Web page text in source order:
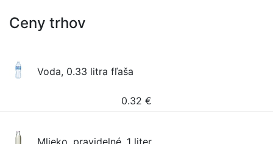
Ceny trhov
Voda, 0.33 litra fľaša
0.32 €
Mlieko, pravidelné, 1 liter